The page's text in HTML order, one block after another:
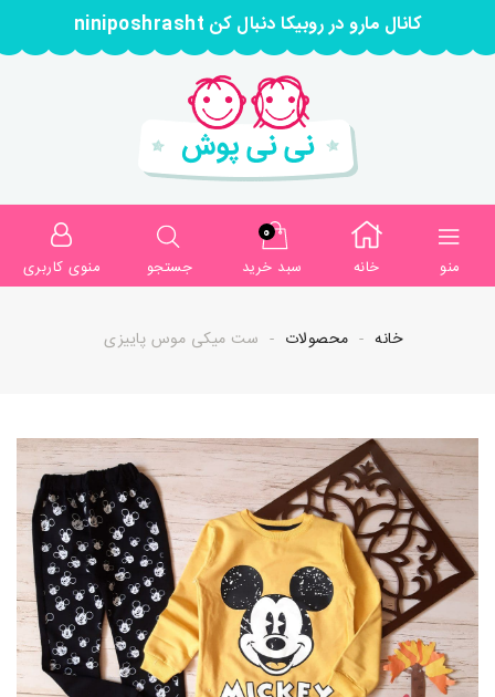
کانال مارو در روبیکا دنبال کن niniposhrasht
منو خانه
0
سبد خرید
جستجو منوی کاربری
خانه محصولات ست میکی موس پاییزی